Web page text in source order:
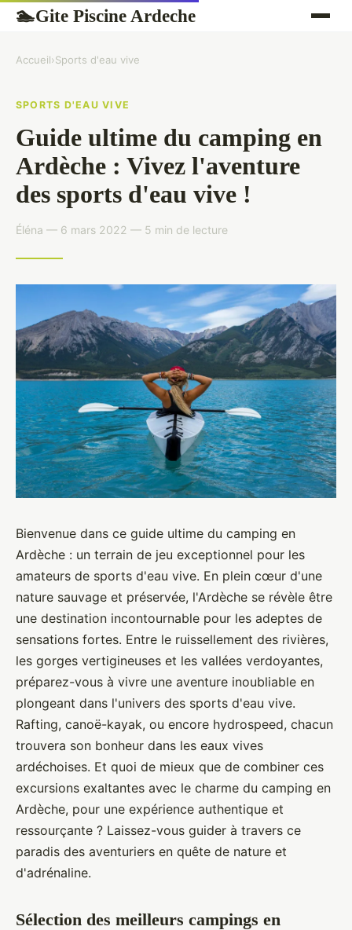
🏊Gite Piscine Ardeche
Accueil›Sports d'eau vive
SPORTS D'EAU VIVE
Guide ultime du camping en
Ardèche : Vivez l'aventure
des sports d'eau vive !
Éléna — 6 mars 2022 — 5 min de lecture
Bienvenue dans ce guide ultime du camping en
Ardèche : un terrain de jeu exceptionnel pour les
amateurs de sports d'eau vive. En plein cœur d'une
nature sauvage et préservée, l'Ardèche se révèle être
une destination incontournable pour les adeptes de
sensations fortes. Entre le ruissellement des rivières,
les gorges vertigineuses et les vallées verdoyantes,
préparez-vous à vivre une aventure inoubliable en
plongeant dans l'univers des sports d'eau vive.
Rafting, canoë-kayak, ou encore hydrospeed, chacun
trouvera son bonheur dans les eaux vives
ardéchoises. Et quoi de mieux que de combiner ces
excursions exaltantes avec le charme du camping en
Ardèche, pour une expérience authentique et
ressourçante ? Laissez-vous guider à travers ce
paradis des aventuriers en quête de nature et
d'adrénaline.
Sélection des meilleurs campings en